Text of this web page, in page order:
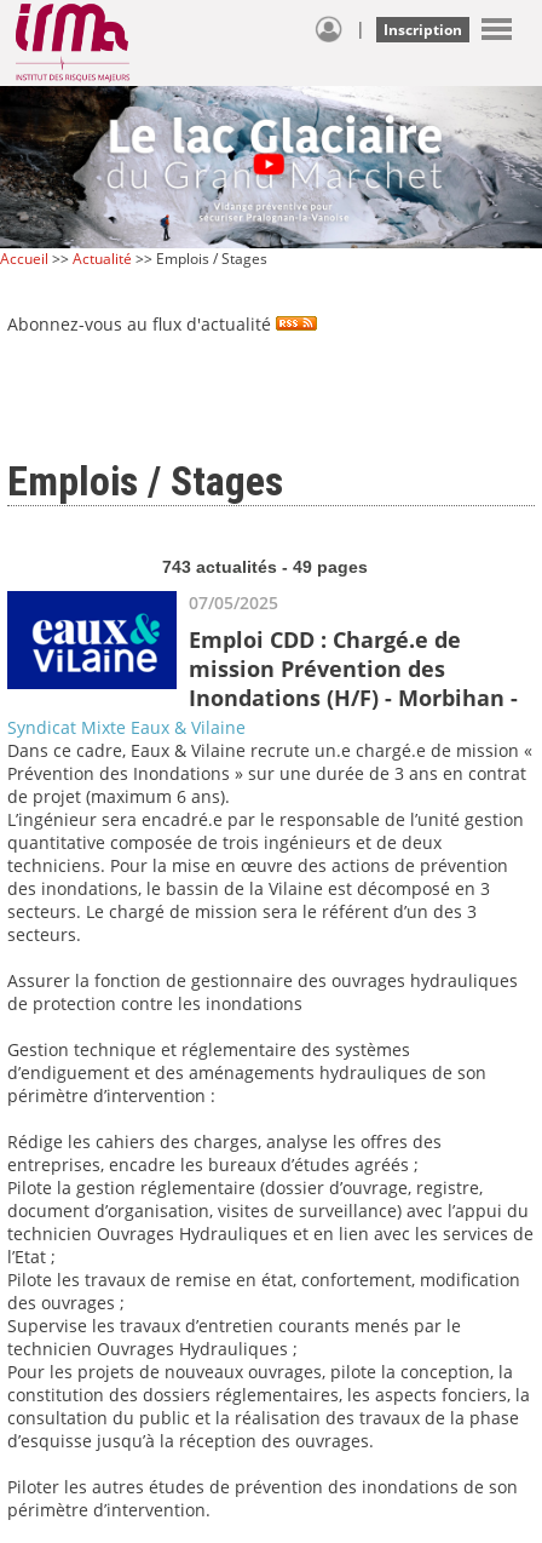
| Inscription
Accueil >>Actualité >> Emplois / Stages
Abonnez-vous au flux d'actualité
Emplois / Stages
743 actualités - 49 pages
07/05/2025
Emploi CDD : Chargé.e de
mission Prévention des
Inondations (H/F) - Morbihan -
Syndicat Mixte Eaux & Vilaine
Dans ce cadre, Eaux & Vilaine recrute un.e chargé.e de mission «
Prévention des Inondations » sur une durée de 3 ans en contrat
de projet (maximum 6 ans).
L’ingénieur sera encadré.e par le responsable de l’unité gestion
quantitative composée de trois ingénieurs et de deux
techniciens. Pour la mise en œuvre des actions de prévention
des inondations, le bassin de la Vilaine est décomposé en 3
secteurs. Le chargé de mission sera le référent d’un des 3
secteurs.
Assurer la fonction de gestionnaire des ouvrages hydrauliques
de protection contre les inondations
Gestion technique et réglementaire des systèmes
d’endiguement et des aménagements hydrauliques de son
périmètre d’intervention :
Rédige les cahiers des charges, analyse les offres des
entreprises, encadre les bureaux d’études agréés ;
Pilote la gestion réglementaire (dossier d’ouvrage, registre,
document d’organisation, visites de surveillance) avec l’appui du
technicien Ouvrages Hydrauliques et en lien avec les services de
l’Etat ;
Pilote les travaux de remise en état, confortement, modification
des ouvrages ;
Supervise les travaux d’entretien courants menés par le
technicien Ouvrages Hydrauliques ;
Pour les projets de nouveaux ouvrages, pilote la conception, la
constitution des dossiers réglementaires, les aspects fonciers, la
consultation du public et la réalisation des travaux de la phase
d’esquisse jusqu’à la réception des ouvrages.
Piloter les autres études de prévention des inondations de son
périmètre d’intervention.